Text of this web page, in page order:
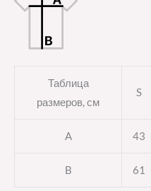
Таблица
размеров, см
S
A 43
B 61